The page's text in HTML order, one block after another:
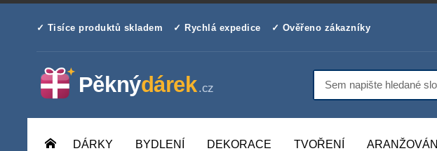
✓ Tisíce produktů skladem ✓ Rychlá expedice ✓ Ověřeno zákazníky
DÁRKY BYDLENÍ DEKORACE TVOŘENÍ ARANŽOVÁNÍ